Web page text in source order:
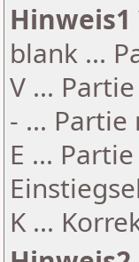
Hinweis1
blank ...
V ...
- ...
E ...
K ...